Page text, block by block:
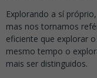
Explorando a sí
mas nos tornamos
eficiente que explorar
mesmo tempo o
mais ser distinguidos.